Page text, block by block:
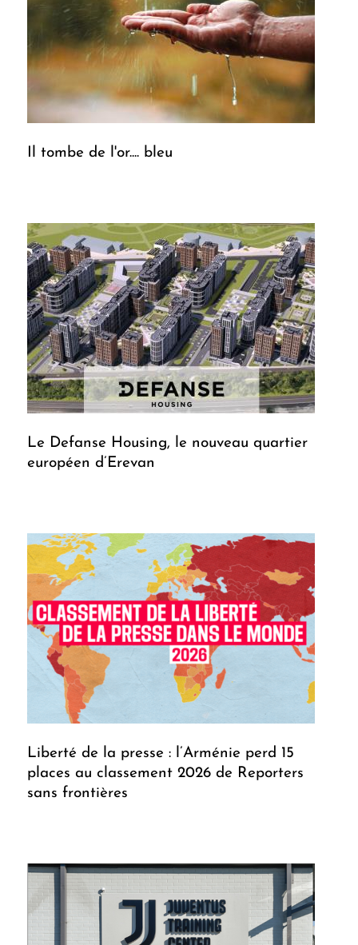
Il tombe de l'or.... bleu
Le Defanse Housing, le nouveau quartier
européen d’Erevan
Liberté de la presse : l’Arménie perd 15
places au classement 2026 de Reporters
sans frontières